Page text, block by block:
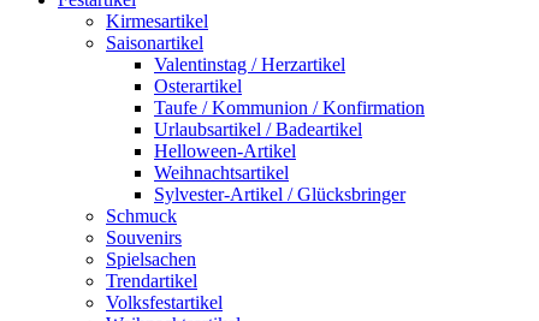
Kirmesartikel
Saisonartikel
Valentinstag / Herzartikel
Osterartikel
Taufe / Kommunion / Konfirmation
Urlaubsartikel / Badeartikel
Helloween-Artikel
Weihnachtsartikel
Sylvester-Artikel / Glücksbringer
Schmuck
Souvenirs
Spielsachen
Trendartikel
Volksfestartikel